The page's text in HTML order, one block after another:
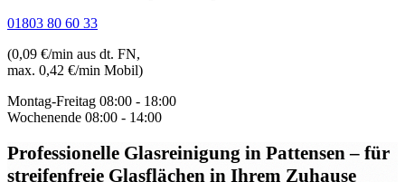
01803 80 60 33
(0,09 €/min aus dt. FN,
max. 0,42 €/min Mobil)
Montag-Freitag 08:00 - 18:00
Wochenende 08:00 - 14:00
Professionelle Glasreinigung in Pattensen– für
streifenfreie Glasflächen in Ihrem Zuhause